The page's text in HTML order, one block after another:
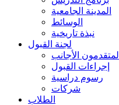
المدينة الجامعية
الوسائط
نبذة تاريخية
لجنة القبول
المتقدمون الأجانب
إجراءات القبول
رسوم دراسية
شركات
الطلاب